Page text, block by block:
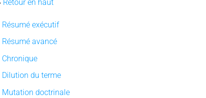
Retour en haut
Résumé exécutif
Résumé avancé
Chronique
Dilution du terme
Mutation doctrinale